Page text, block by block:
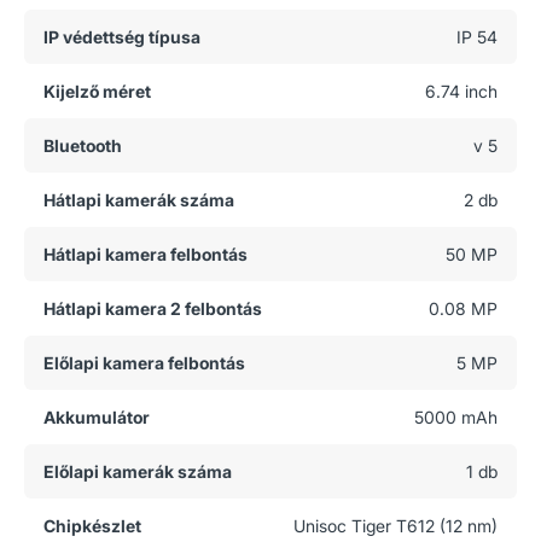
IP védettség típusa IP 54
Kijelző méret 6.74 inch
Bluetooth v 5
Hátlapi kamerák száma 2 db
Hátlapi kamera felbontás 50 MP
Hátlapi kamera 2 felbontás 0.08 MP
Előlapi kamera felbontás 5 MP
Akkumulátor 5000 mAh
Előlapi kamerák száma 1 db
Chipkészlet Unisoc Tiger T612 (12 nm)